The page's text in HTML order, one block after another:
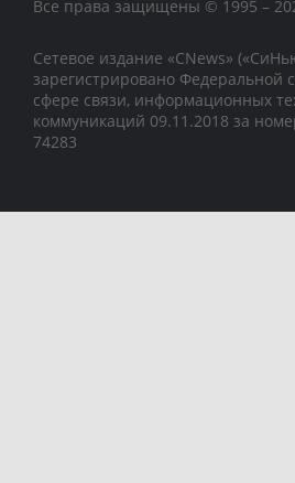
Все права защищены © 1995 –
Сетевое издание «CNews»
зарегистрировано Федеральной
сфере связи, информационных
коммуникаций 09.11.2018 за
74283